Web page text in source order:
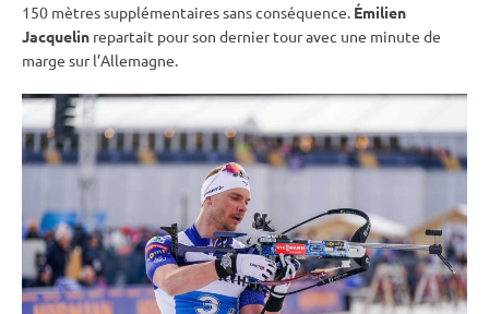
150 mètres supplémentaires sans conséquence. Émilien
Jacquelin repartait pour son dernier tour avec une minute de
marge sur l’Allemagne.